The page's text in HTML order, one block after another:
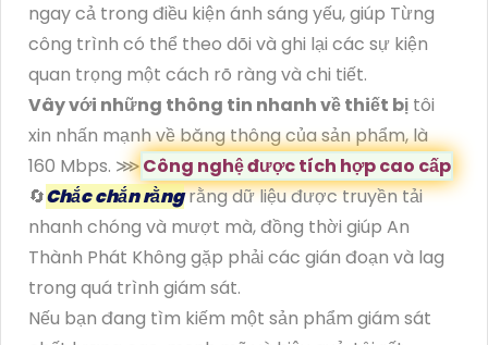
ngay cả trong điều kiện ánh sáng yếu, giúp Từng
công trình có thể theo dõi và ghi lại các sự kiện
quan trọng một cách rõ ràng và chi tiết.
Vây với những thông tin nhanh về thiết bị tôi
xin nhấn mạnh về băng thông của sản phẩm, là
160 Mbps. ⋙Công nghệ được tích hợp cao cấp
🔄Chắc chắn rằngrằng dữ liệu được truyền tải
nhanh chóng và mượt mà, đồng thời giúp An
Thành Phát Không gặp phải các gián đoạn và lag
trong quá trình giám sát.
Nếu bạn đang tìm kiếm một sản phẩm giám sát